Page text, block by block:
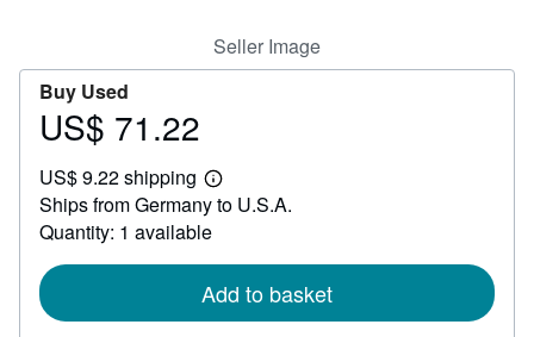
Seller Image
Buy Used
Price
71.22
US$ 71.22
US$ 9.22 shipping
Learn
more
shipping
Ships from Germany to U.S.A.
Quantity: 1 available
Add to basket